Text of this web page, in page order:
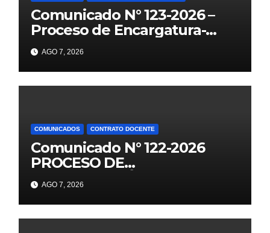
Comunicado N° 123-2026 –
Proceso de Encargatura-
2026
AGO 7, 2026
COMUNICADOS CONTRATO DOCENTE
Comunicado N° 122-2026
PROCESO DE
CONTRATACIÓN DOCENTE
2026 PUBLICACIÓN DE
PLAZAS VACANTES PARA
ETAPA PUN EBR PRIMARIA,
AGO 7, 2026